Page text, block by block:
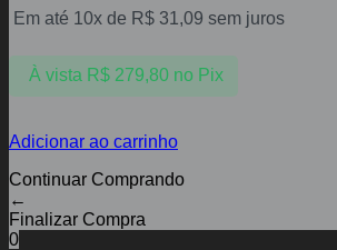
Em até 10x de R$ 31,09 sem juros
À vista R$279,80 no Pix
Adicionar ao carrinho
Continuar Comprando
←
Finalizar Compra
0